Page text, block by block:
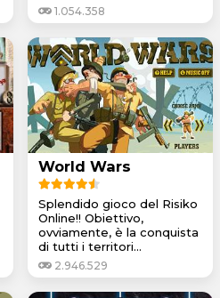
1.054.358
World Wars
Splendido gioco del Risiko
Online!! Obiettivo,
ovviamente, è la conquista
di tutti i territori...
2.946.529